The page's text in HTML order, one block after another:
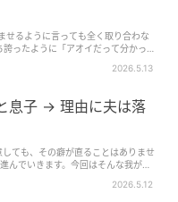
せるように言っても全く取り合わな
ったように「アオイだって分かって
2026.5.13
息子 → 理由に夫は落
ても、その癖が直ることはありませ
でいきます。今回はそんな我が家
2026.5.12